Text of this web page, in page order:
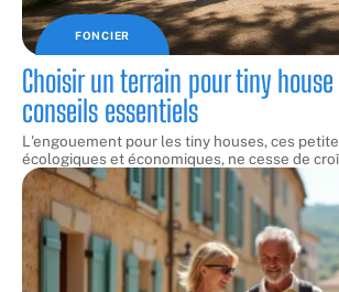
FONCIER
Choisir un terrain pour tiny
conseils essentiels
L'engouement pour les tiny houses, ces
écologiques et économiques, ne cesse de